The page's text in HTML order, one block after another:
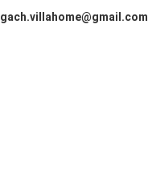
gach.villahome@gmail.com